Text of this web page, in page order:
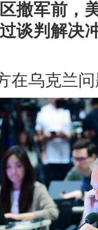
撤军前，
谈判解决
在乌克兰